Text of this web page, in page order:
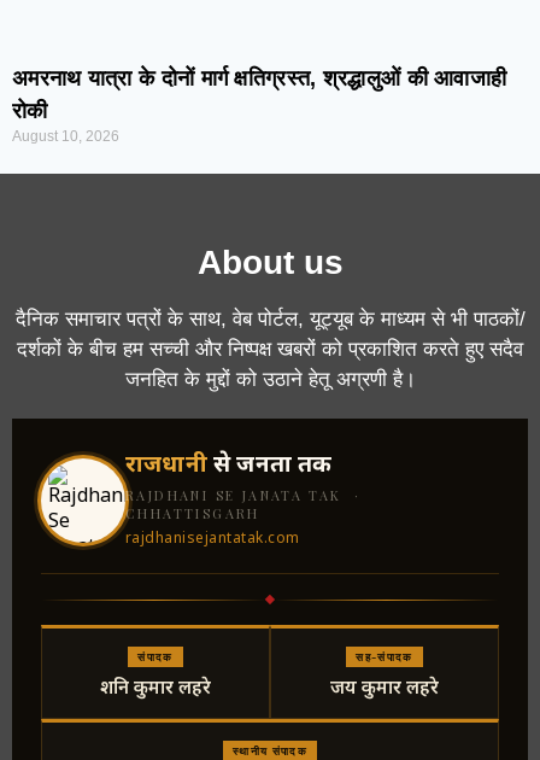
अमरनाथ यात्रा के दोनों मार्ग क्षतिग्रस्त, श्रद्धालुओं की आवाजाही
रोकी
August 10, 2026
About us
दैनिक समाचार पत्रों के साथ, वेब पोर्टल, यूट्यूब के माध्यम से भी पाठकों/
दर्शकों के बीच हम सच्ची और निष्पक्ष खबरों को प्रकाशित करते हुए सदैव
जनहित के मुद्दों को उठाने हेतू अग्रणी है।
राजधानीसे जनता तक
RAJDHANI SE JANATA TAK ·
CHHATTISGARH
rajdhanisejantatak.com
संपादक
शनि कुमार लहरे
सह-संपादक
जय कुमार लहरे
स्थानीय संपादक